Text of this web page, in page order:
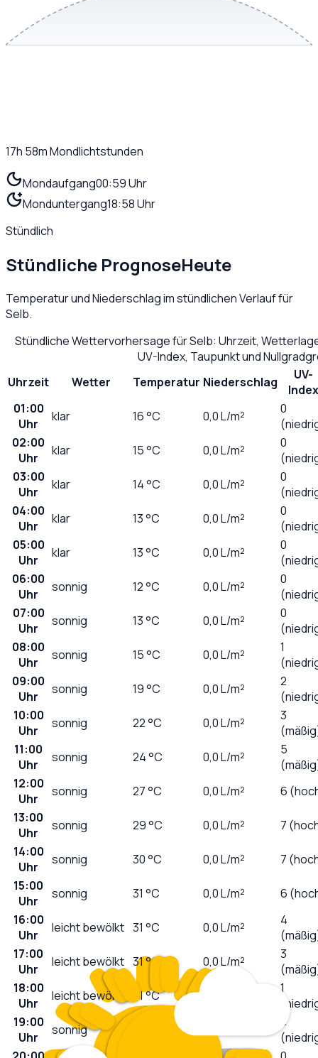
17h 58mMondlichtstunden
Mondaufgang00:59 Uhr
Monduntergang18:58 Uhr
Stündlich
Stündliche PrognoseHeute
Temperatur und Niederschlag im stündlichen Verlauf für
Selb.
Stündliche Wettervorhersage fürSelb: Uhrzeit,
UV-Index, Taupunkt und
Uhrzeit
Wetter Temperatur Niederschlag
UV-
Index
01:00
Uhr
klar 16°C 0,0L/m²
0
02:00
Uhr
klar 15°C 0,0L/m²
0
03:00
Uhr
klar 14°C 0,0L/m²
0
04:00
Uhr
klar 13°C 0,0L/m²
0
05:00
Uhr
klar 13°C 0,0L/m²
0
06:00
Uhr
sonnig 12°C 0,0L/m²
0
07:00
Uhr
sonnig 13°C 0,0L/m²
0
08:00
Uhr
sonnig 15°C 0,0L/m²
1
09:00
Uhr
sonnig 19°C 0,0L/m²
2
10:00
Uhr
sonnig 22°C 0,0L/m²
3
11:00
Uhr
sonnig 24°C 0,0L/m²
5
12:00
Uhr
sonnig 27°C 0,0L/m²
6
13:00
Uhr
sonnig 29°C 0,0L/m²
7
14:00
Uhr
sonnig 30°C 0,0L/m²
7
15:00
Uhr
sonnig 31 °C 0,0L/m²
6
16:00
Uhr
leicht bewölkt 31 °C 0,0L/m²
4
17:00
Uhr
leicht bewölkt 31°C 0,0L/m²
3
18:00
Uhr
leicht bewölkt 31°C
1
19:00
Uhr
sonnig
0